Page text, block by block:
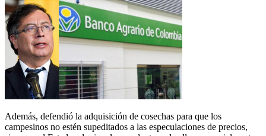
Además, defendió la adquisición de cosechas para que los
campesinos no estén supeditados a las especulaciones de precios,